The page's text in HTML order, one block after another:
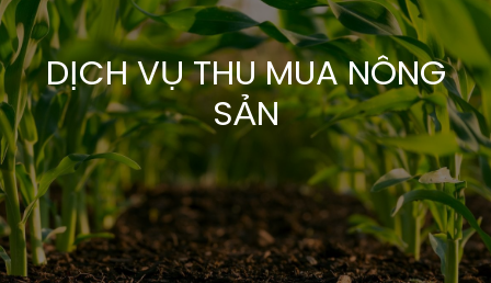
DỊCH VỤ THU MUA NÔNG
SẢN